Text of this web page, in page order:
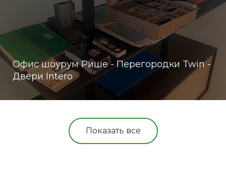
Офис шоурум Рише - Перегородки Twin -
Двери Intero
Показать все